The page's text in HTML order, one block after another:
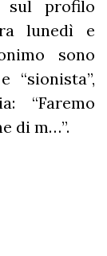
sul profilo
lunedì e
sono
“sionista”,
“Faremo
di m…”.